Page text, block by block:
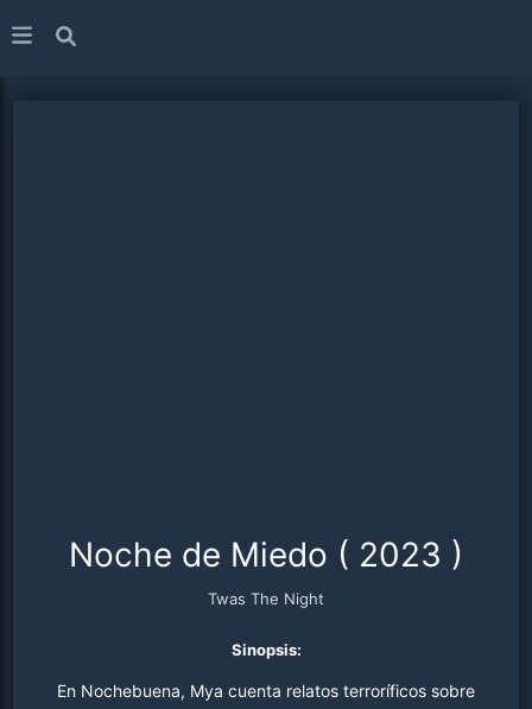
Noche de Miedo ( 2023 )
Twas The Night
Sinopsis:
En Nochebuena, Mya cuenta relatos terroríficos sobre